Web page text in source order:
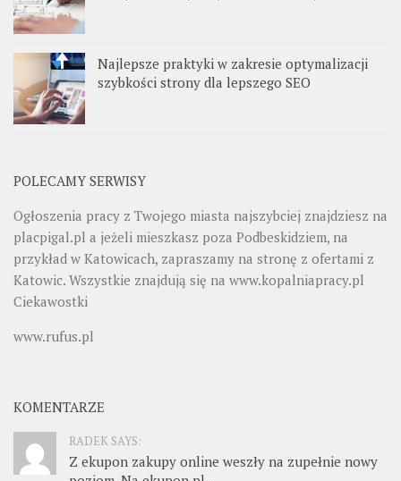
Najlepsze praktyki w zakresie optymalizacji
szybkości strony dla lepszego SEO
POLECAMY SERWISY
Ogłoszenia pracy z Twojego miasta najszybciej znajdziesz na
placpigal.pl a jeżeli mieszkasz poza Podbeskidziem, na
przykład w Katowicach, zapraszamy na stronę z ofertami z
Katowic. Wszystkie znajdują się na www.kopalniapracy.pl
Ciekawostki
www.rufus.pl
KOMENTARZE
RADEK SAYS:
Z ekupon zakupy online weszły na zupełnie nowy